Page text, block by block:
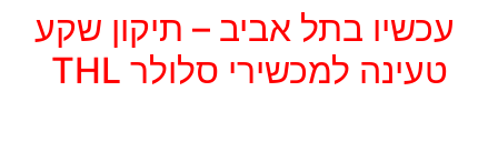
עכשיו בתל אביב – תיקון שקע
טעינה למכשירי סלולר THL